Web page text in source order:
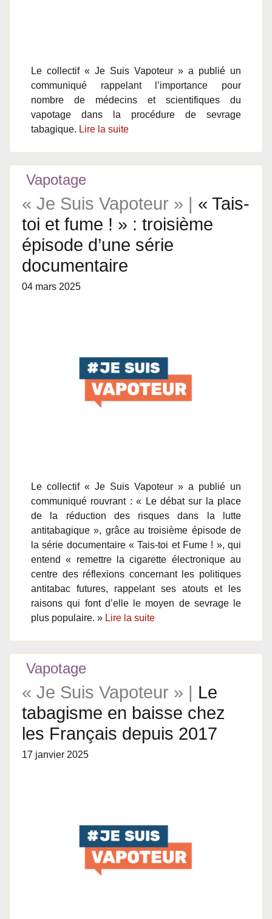
Le collectif « Je Suis Vapoteur » a publié un
communiqué rappelant l’importance pour
nombre de médecins et scientifiques du
vapotage dans la procédure de sevrage
tabagique. Lire la suite
Vapotage
« Je Suis Vapoteur » | « Tais-
toi et fume ! » : troisième
épisode d’une série
documentaire
04 mars 2025
Le collectif « Je Suis Vapoteur » a publié un
communiqué rouvrant : « Le débat sur la place
de la réduction des risques dans la lutte
antitabagique », grâce au troisième épisode de
la série documentaire « Tais-toi et Fume ! », qui
entend « remettre la cigarette électronique au
centre des réflexions concernant les politiques
antitabac futures, rappelant ses atouts et les
raisons qui font d’elle le moyen de sevrage le
plus populaire. » Lire la suite
Vapotage
« Je Suis Vapoteur » | Le
tabagisme en baisse chez
les Français depuis 2017
17 janvier 2025